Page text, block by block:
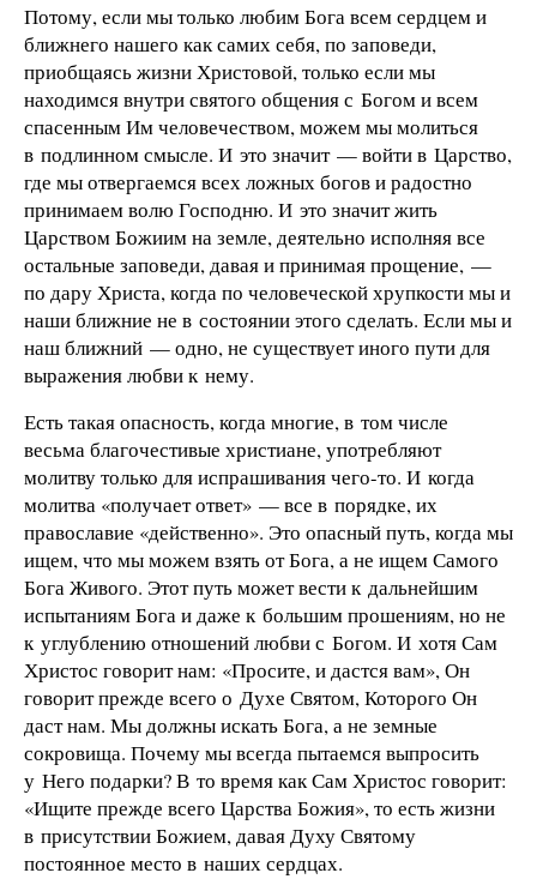
Потому, если мы только любим Бога всем сердцем и
ближнего нашего как самих себя, по заповеди,
приобщаясь жизни Христовой, только если мы
находимся внутри святого общения с Богом и всем
спасенным Им человечеством, можем мы молиться
в подлинном смысле. И это значит — войти в Царство,
где мы отвергаемся всех ложных богов и радостно
принимаем волю Господню. И это значит жить
Царством Божиим на земле, деятельно исполняя все
остальные заповеди, давая и принимая прощение, —
по дару Христа, когда по человеческой хрупкости мы и
наши ближние не в состоянии этого сделать. Если мы и
наш ближний — одно, не существует иного пути для
выражения любви к нему.
Есть такая опасность, когда многие, в том числе
весьма благочестивые христиане, употребляют
молитву только для испрашивания чего-то. И когда
молитва «получает ответ» — все в порядке, их
православие «действенно». Это опасный путь, когда мы
ищем, что мы можем взять от Бога, а не ищем Самого
Бога Живого. Этот путь может вести к дальнейшим
испытаниям Бога и даже к большим прошениям, но не
к углублению отношений любви с Богом. И хотя Сам
Христос говорит нам: «Просите, и дастся вам», Он
говорит прежде всего о Духе Святом, Которого Он
даст нам. Мы должны искать Бога, а не земные
сокровища. Почему мы всегда пытаемся выпросить
у Него подарки? В то время как Сам Христос говорит:
«Ищите прежде всего Царства Божия», то есть жизни
в присутствии Божием, давая Духу Святому
постоянное место в наших сердцах.